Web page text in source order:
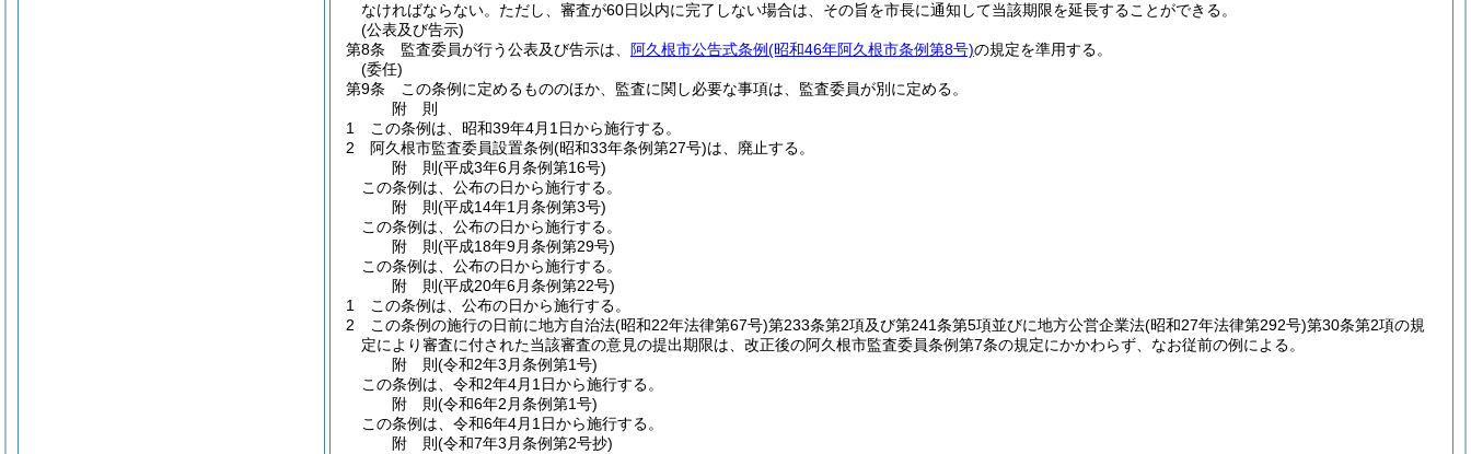
なければならない。 ただし、審査が60日以内に完了しない場合は、その旨を市長に通知して当該期限を延長することができる。
(公表及び告示)
第8条
監査委員が行う公表及び告示は、 阿久根市公告式条例(昭和46年阿久根市条例第8号)の規定を準用する。
(委任)
第9条
この条例に定めるもののほか、監査に関し必要な事項は、監査委員が別に定める。
附 則
1
この条例は、昭和39年4月1日から施行する。
2
阿久根市監査委員設置条例(昭和33年条例第27号)は、廃止する。
附 則(平成3年6月条例第16号)
この条例は、公布の日から施行する。
附 則(平成14年1月条例第3号)
この条例は、公布の日から施行する。
附 則(平成18年9月条例第29号)
この条例は、公布の日から施行する。
附 則(平成20年6月条例第22号)
1
この条例は、公布の日から施行する。
2
この条例の施行の日前に地方自治法(昭和22年法律第67号)第233条第2項及び第241条第5項並びに地方公営企業法(昭和27年法律第292号)第30条第2項の規
定により審査に付された当該審査の意見の提出期限は、改正後の阿久根市監査委員条例第7条の規定にかかわらず、なお従前の例による。
附 則(令和2年3月条例第1号)
この条例は、令和2年4月1日から施行する。
附 則(令和6年2月条例第1号)
この条例は、令和6年4月1日から施行する。
附 則(令和7年3月条例第2号抄)